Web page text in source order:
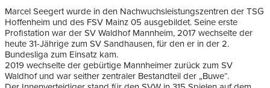
Marcel Seegert wurde in den Nachwuchsleistungszentren der TSG
Hoffenheim und des FSV Mainz 05 ausgebildet. Seine erste
Profistation war der SV Waldhof Mannheim, 2017 wechselte der
heute 31-Jährige zum SV Sandhausen, für den er in der 2.
Bundesliga zum Einsatz kam.
2019 wechselte der gebürtige Mannheimer zurück zum SV
Waldhof und war seither zentraler Bestandteil der „Buwe“.